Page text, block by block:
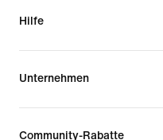
Hilfe
Unternehmen
Community-Rabatte